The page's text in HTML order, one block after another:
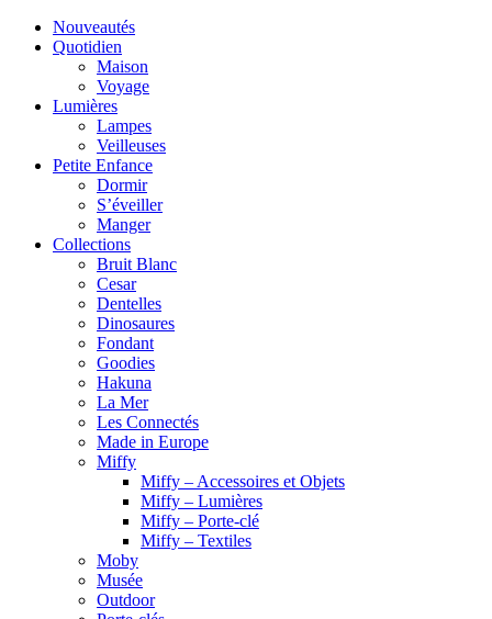
Nouveautés
Quotidien
Maison
Voyage
Lumières
Lampes
Veilleuses
Petite Enfance
Dormir
S’éveiller
Manger
Collections
Bruit Blanc
Cesar
Dentelles
Dinosaures
Fondant
Goodies
Hakuna
La Mer
Les Connectés
Made in Europe
Miffy
Miffy – Accessoires et Objets
Miffy – Lumières
Miffy – Porte-clé
Miffy – Textiles
Moby
Musée
Outdoor